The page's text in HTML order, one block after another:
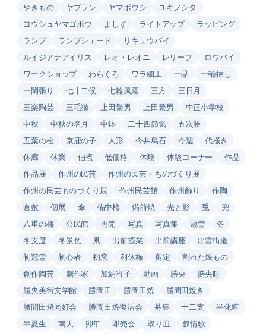
やきもの
ヤブラン ヤマボウシ
ユキノシタ
ヨウシュヤマゴボウ
よしず ライトアップ
ラッピング
ランプ
ランプシェード
リキュウバイ
ルイジアナアイリス
レオ・レオニ レリーフ
ロウバイ
ワークショップ
わらぐろ ワラ細工 一品
一輪挿し
一閑張り
七十二候 七輪風窯 三方
三日月
三楽陶芸
三毛猫 上田繁男 上田繁男
中正小学校
中秋
中秋の名月 中鉢 二十四節気
五次勝
五葉の松
京鹿の子 人形 今井烏石 今週
代掻き
休廊
休業 佃煮 低価格 体験 体験コーナー
作品
作品展
作州の民芸
作州の民芸・ものづくり展
作州の民芸ものづくり展
作州民芸館 作州飾り
作陶
倉敷
個展 傘 備中櫓 備前焼 光と影 兎
兜
八重の梅
公民館 再開 写真 写真集 冠雪
冬
冬支度
冬景色 凧 出前授業 出前講座
出雲街道
初冠雪
初心者 初窯 利休梅 剪定
割れた焼もの
創作陶芸
劇作家 加納容子 動画 勝央
勝央町
勝央美術文学館
勝間田 勝間田焼
勝間田焼き
勝間田焼同好会
勝間田焼復活会 募集 十二支
半化粧
半夏生
南天 卯年 即売会 取り皿
叙情歌